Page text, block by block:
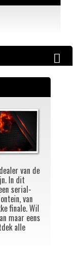
van de
In dit
serial-
van
finale. Wil
maar eens
alle